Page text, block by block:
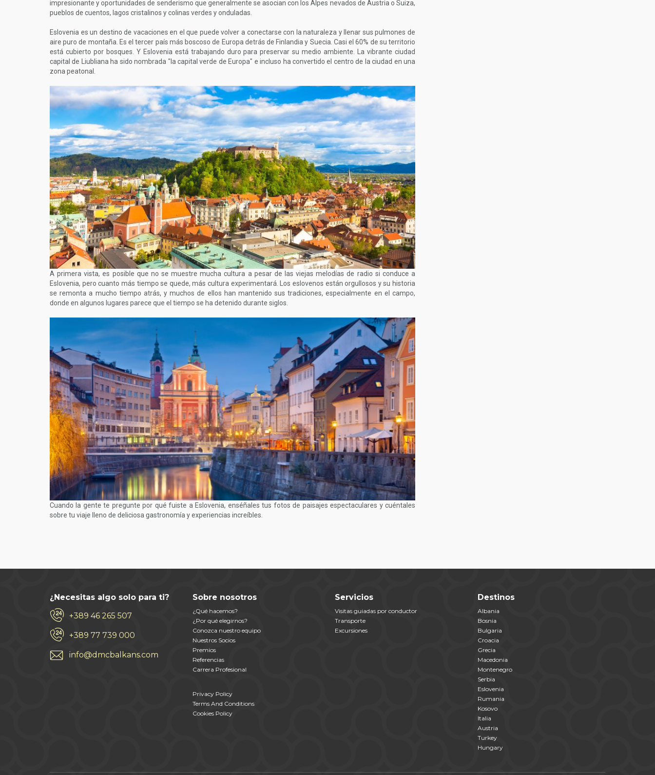
impresionante y oportunidades de senderismo que generalmente se asocian con los Alpes nevados de Austria o Suiza,
pueblos de cuentos, lagos cristalinos y colinas verdes y onduladas.
Eslovenia es un destino de vacaciones en el que puede volver a conectarse con la naturaleza y llenar sus pulmones de
aire puro de montaña. Es el tercer país más boscoso de Europa detrás de Finlandia y Suecia. Casi el 60% de su territorio
está cubierto por bosques. Y Eslovenia está trabajando duro para preservar su medio ambiente. La vibrante ciudad
capital de Liubliana ha sido nombrada "la capital verde de Europa" e incluso ha convertido el centro de la ciudad en una
zona peatonal.
A primera vista, es posible que no se muestre mucha cultura a pesar de las viejas melodías de radio si conduce a
Eslovenia, pero cuanto más tiempo se quede, más cultura experimentará. Los eslovenos están orgullosos y su historia
se remonta a mucho tiempo atrás, y muchos de ellos han mantenido sus tradiciones, especialmente en el campo,
donde en algunos lugares parece que el tiempo se ha detenido durante siglos.
Cuando la gente te pregunte por qué fuiste a Eslovenia, enséñales tus fotos de paisajes espectaculares y cuéntales
sobre tu viaje lleno de deliciosa gastronomía y experiencias increíbles.
¿Necesitas algo solo para ti?
+389 46 265 507
+389 77 739 000
info@dmcbalkans.com
Sobre nosotros
¿Qué hacemos?
¿Por qué elegirnos?
Conozca nuestro equipo
Nuestros Socios
Premios
Referencias
Carrera Profesional
Privacy Policy
Terms And Conditions
Cookies Policy
Servicios
Visitas guiadas por conductor
Transporte
Excursiones
Destinos
Albania
Bosnia
Bulgaria
Croacia
Grecia
Macedonia
Montenegro
Serbia
Eslovenia
Rumania
Kosovo
Italia
Austria
Turkey
Hungary